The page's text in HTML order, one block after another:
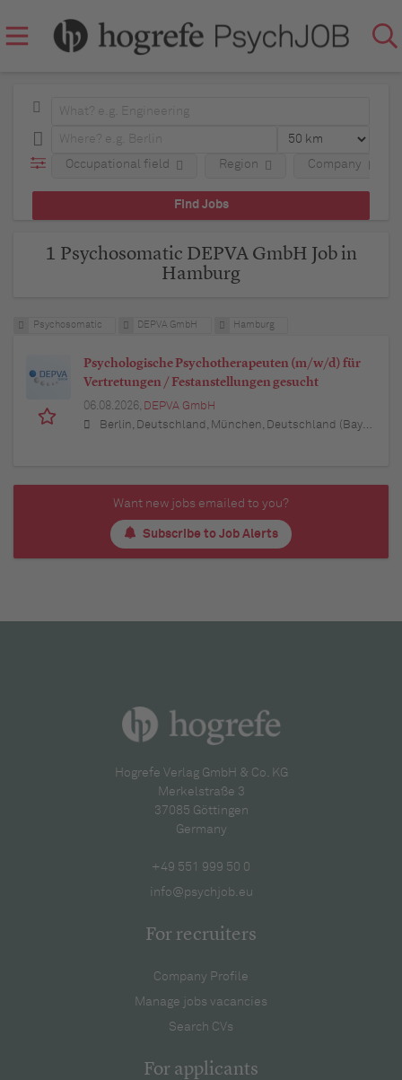
Occupational field Region Company
1 Psychosomatic DEPVA GmbH Job in
Hamburg
Psychosomatic DEPVA GmbH Hamburg
Psychologische Psychotherapeuten (m/w/d) für
Vertretungen / Festanstellungen gesucht
06.08.2026, DEPVA GmbH
Berlin, Deutschland, München, Deutschland (Bayern), Hamburg, Deutschland, Düsseldorf, Deutschland (Nordrhein-Westfalen), Köln, Deutschland (Nordrhein-Westfalen), Essen, Deutschland (Nordrhein-Westfalen), Dortmund, Deutschland (Nordrhein-Westfalen), Stuttgart, Deutschland (Baden-Württemberg), Heilbronn, Deutschland (Baden-Württemberg), Hannover, Deutschland (Niedersachsen), Rostock, Deutschland (Mecklenburg-Vorpommern), Kiel, Deutschland (Schleswig-Holstein), Augsburg, Deutschland (Bayern), Nürnberg, Deutschland (Bayern), Frankfurt am Main, Deutschland (Hessen), Bremen, Deutschland, Schwerin, Deutschland (Mecklenburg-Vorpommern), Mainz, Deutschland (Rheinland-Pfalz), Saarbrücken, Deutschland (Saarland), Dresden, Deutschland (Sachsen), Magdeburg, Deutschland (Sachsen-Anhalt), Potsdam, Deutschland (Brandenburg), Erfurt, Deutschland (Thüringen), Würzburg, Deutschland (Bayern), Heilbronn, Deutschland (Baden-Württemberg), Leipzig, Deutschland (Sachsen)
Want new jobs emailed to you?
Subscribe to Job Alerts
Hogrefe Verlag GmbH & Co. KG
Merkelstraße 3
37085 Göttingen
Germany
+49 551 999 50 0
info@psychjob.eu
For recruiters
Company Profile
Manage jobs vacancies
Search CVs
For applicants